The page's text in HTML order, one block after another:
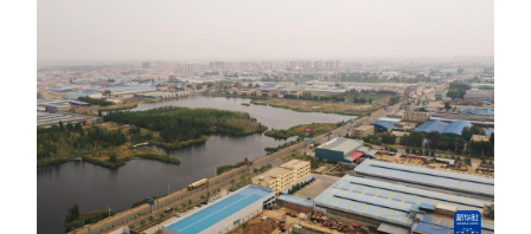
文化 书画 健康 军事
访谈 视频 图片 政务
法律 中央文件 金融 汽车
食品 人居 信息化 数字经济